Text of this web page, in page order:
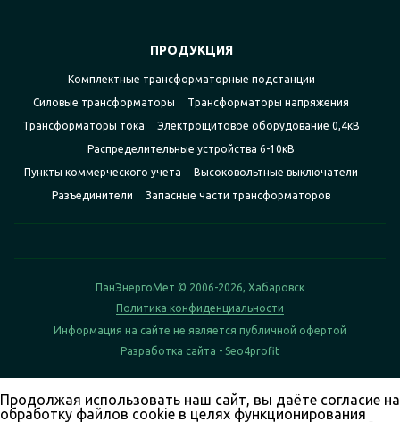
ПРОДУКЦИЯ
Комплектные трансформаторные подстанции
Силовые трансформаторы
Трансформаторы напряжения
Трансформаторы тока
Электрощитовое оборудование 0,4кВ
Распределительные устройства 6-10кВ
Пункты коммерческого учета
Высоковольтные выключатели
Разъединители
Запасные части трансформаторов
ПанЭнергоМет © 2006-2026, Хабаровск
Политика конфиденциальности
Информация на сайте не является публичной офертой
Разработка сайта - Seo4profit
Продолжая использовать наш сайт, вы даёте согласие на
обработку файлов cookie в целях функционирования